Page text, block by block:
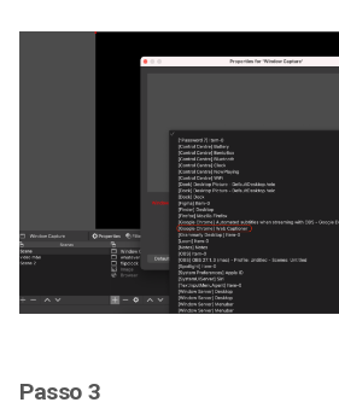
Passo 3